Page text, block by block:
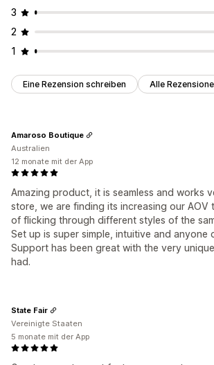
3
2
1
Eine Rezension schreiben Alle
Amazing product, it is seamless and works
store, we are finding its increasing our AOV
of flicking through different styles of the
Set up is super simple, intuitive and anyone
Support has been great with the very
had.
Amaroso Boutique
Australien
12 monate mit der App
State Fair
Vereinigte Staaten
5 monate mit der App